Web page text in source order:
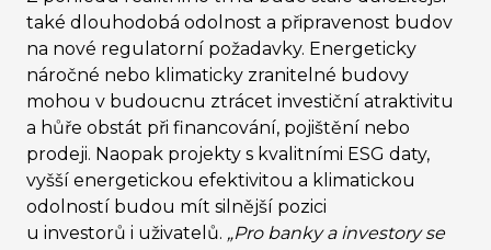
také dlouhodobá odolnost a připravenost budov
na nové regulatorní požadavky. Energeticky
náročné nebo klimaticky zranitelné budovy
mohou v budoucnu ztrácet investiční atraktivitu
a hůře obstát při financování, pojištění nebo
prodeji. Naopak projekty s kvalitními ESG daty,
vyšší energetickou efektivitou a klimatickou
odolností budou mít silnější pozici
u investorů i uživatelů. „Pro banky a investory se